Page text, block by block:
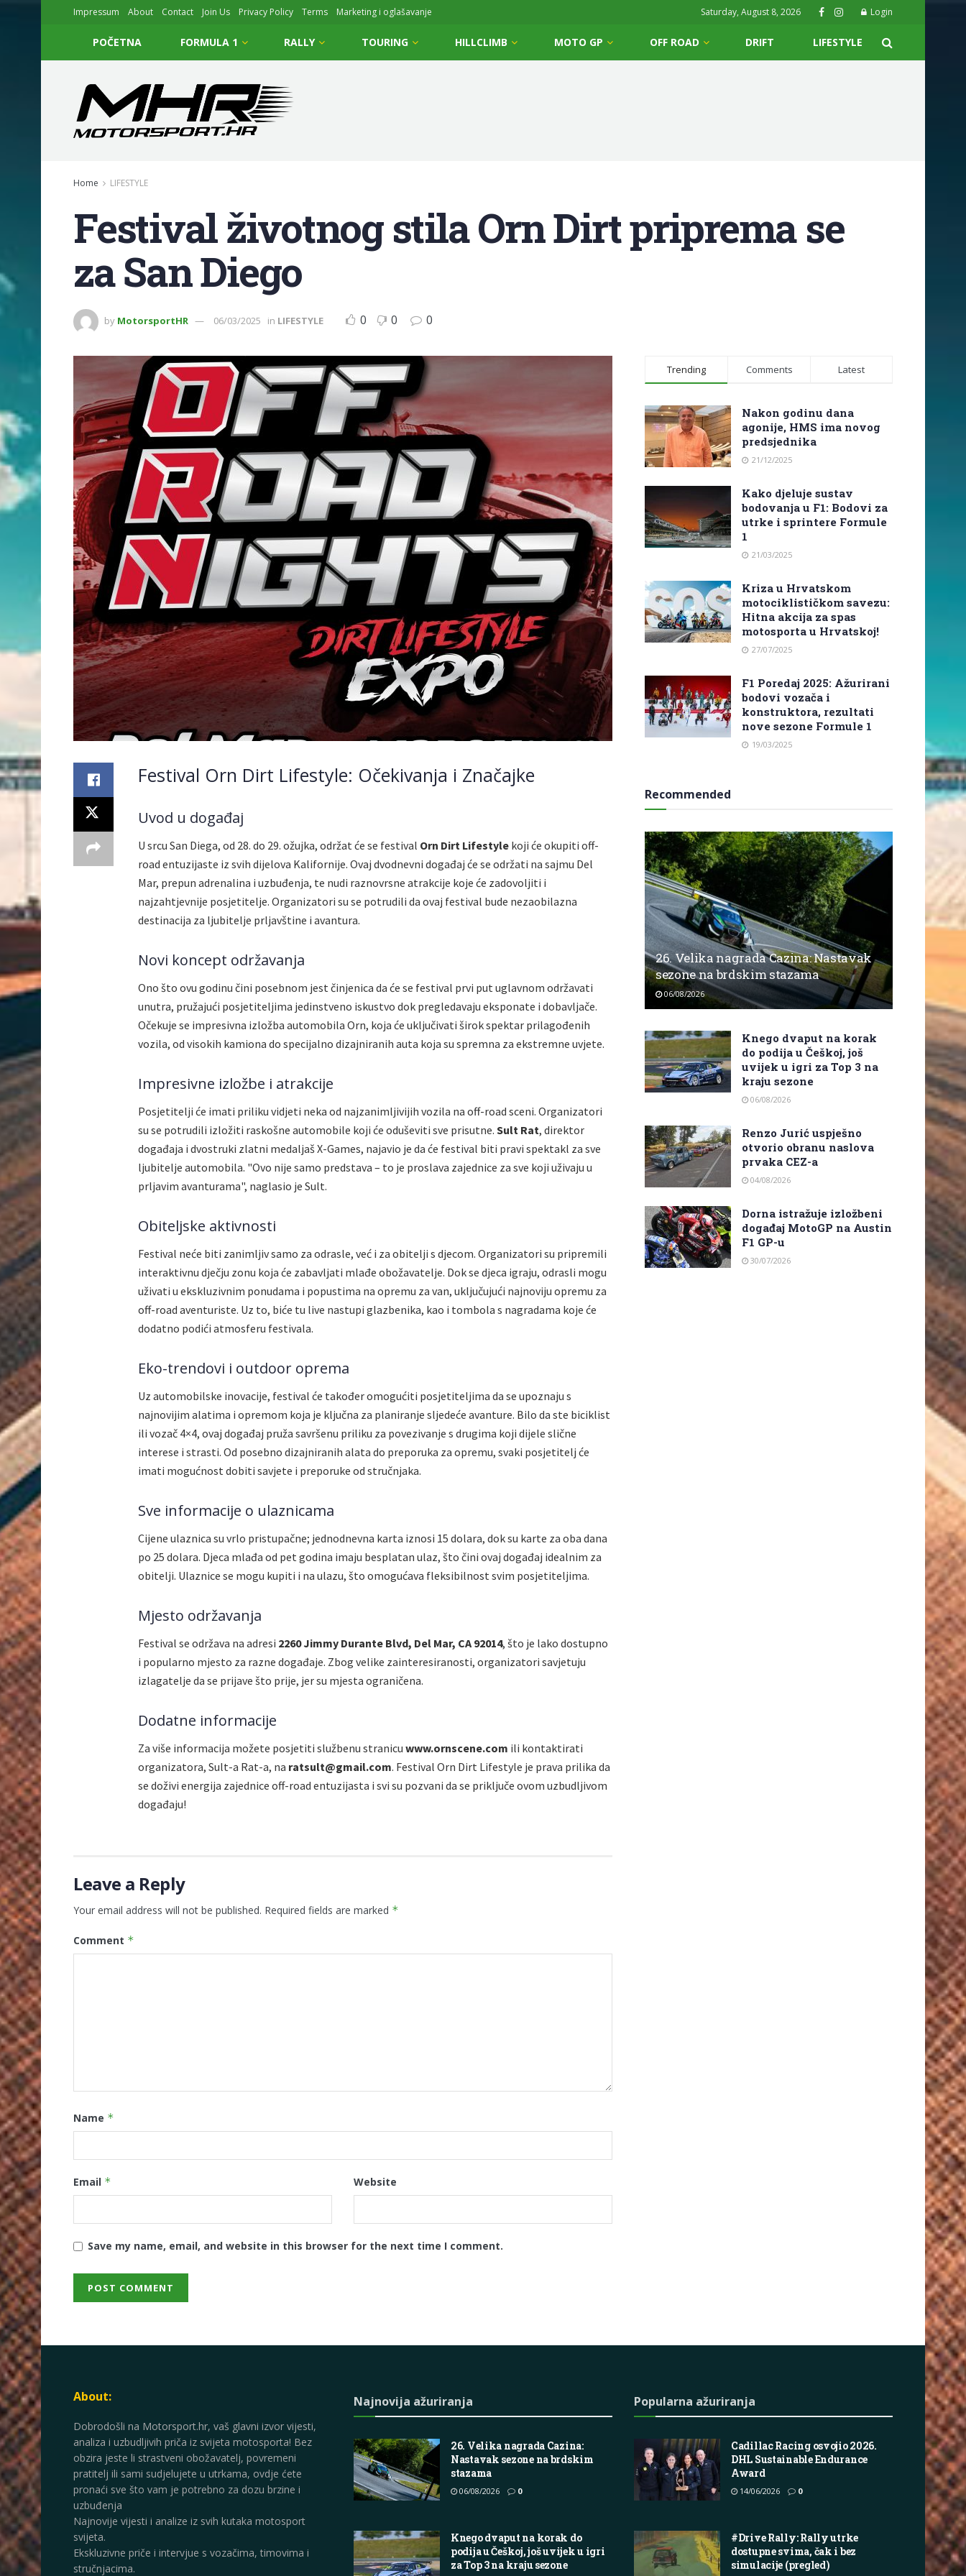
Impressum About Contact Join Us Privacy Policy Terms Marketing i oglašavanje Saturday, August 8, 2026 Login
POČETNA FORMULA 1 RALLY TOURING HILLCLIMB MOTO GP OFF ROAD DRIFT LIFESTYLE
Home LIFESTYLE
Festival životnog stila Orn Dirt priprema se
za San Diego
by MotorsportHR 06/03/2025 in LIFESTYLE 0 0 0
Festival Orn Dirt Lifestyle: Očekivanja i Značajke
Uvod u događaj
U srcu San Diega, od 28. do 29. ožujka, održat će se festival Orn Dirt Lifestyle koji će okupiti off-
road entuzijaste iz svih dijelova Kalifornije. Ovaj dvodnevni događaj će se održati na sajmu Del
Mar, prepun adrenalina i uzbuđenja, te nudi raznovrsne atrakcije koje će zadovoljiti i
najzahtjevnije posjetitelje. Organizatori su se potrudili da ovaj festival bude nezaobilazna
destinacija za ljubitelje prljavštine i avantura.
Novi koncept održavanja
Ono što ovu godinu čini posebnom jest činjenica da će se festival prvi put uglavnom održavati
unutra, pružajući posjetiteljima jedinstveno iskustvo dok pregledavaju eksponate i dobavljače.
Očekuje se impresivna izložba automobila Orn, koja će uključivati širok spektar prilagođenih
vozila, od visokih kamiona do specijalno dizajniranih auta koja su spremna za ekstremne uvjete.
Impresivne izložbe i atrakcije
Posjetitelji će imati priliku vidjeti neka od najzanimljivijih vozila na off-road sceni. Organizatori
su se potrudili izložiti raskošne automobile koji će oduševiti sve prisutne. Sult Rat, direktor
događaja i dvostruki zlatni medaljaš X-Games, najavio je da će festival biti pravi spektakl za sve
ljubitelje automobila. "Ovo nije samo predstava – to je proslava zajednice za sve koji uživaju u
prljavim avanturama", naglasio je Sult.
Obiteljske aktivnosti
Festival neće biti zanimljiv samo za odrasle, već i za obitelji s djecom. Organizatori su pripremili
interaktivnu dječju zonu koja će zabavljati mlađe obožavatelje. Dok se djeca igraju, odrasli mogu
uživati u ekskluzivnim ponudama i popustima na opremu za van, uključujući najnoviju opremu za
off-road aventuriste. Uz to, biće tu live nastupi glazbenika, kao i tombola s nagradama koje će
dodatno podići atmosferu festivala.
Eko-trendovi i outdoor oprema
Uz automobilske inovacije, festival će također omogućiti posjetiteljima da se upoznaju s
najnovijim alatima i opremom koja je ključna za planiranje sljedeće avanture. Bilo da ste biciklist
ili vozač 4×4, ovaj događaj pruža savršenu priliku za povezivanje s drugima koji dijele slične
interese i strasti. Od posebno dizajniranih alata do preporuka za opremu, svaki posjetitelj će
imati mogućnost dobiti savjete i preporuke od stručnjaka.
Sve informacije o ulaznicama
Cijene ulaznica su vrlo pristupačne; jednodnevna karta iznosi 15 dolara, dok su karte za oba dana
po 25 dolara. Djeca mlađa od pet godina imaju besplatan ulaz, što čini ovaj događaj idealnim za
obitelji. Ulaznice se mogu kupiti i na ulazu, što omogućava fleksibilnost svim posjetiteljima.
Mjesto održavanja
Festival se održava na adresi 2260 Jimmy Durante Blvd, Del Mar, CA 92014, što je lako dostupno
i popularno mjesto za razne događaje. Zbog velike zainteresiranosti, organizatori savjetuju
izlagatelje da se prijave što prije, jer su mjesta ograničena.
Dodatne informacije
Za više informacija možete posjetiti službenu stranicu www.ornscene.com ili kontaktirati
organizatora, Sult-a Rat-a, na ratsult@gmail.com. Festival Orn Dirt Lifestyle je prava prilika da
se doživi energija zajednice off-road entuzijasta i svi su pozvani da se priključe ovom uzbudljivom
događaju!
Leave a Reply
Your email address will not be published. Required fields are marked *
Comment *
Name *
Email * Website
Save my name, email, and website in this browser for the next time I comment.
Trending Comments Latest
Nakon godinu dana
agonije, HMS ima novog
predsjednika
21/12/2025
Kako djeluje sustav
bodovanja u F1: Bodovi za
utrke i sprintere Formule
1
21/03/2025
Kriza u Hrvatskom
motociklističkom savezu:
Hitna akcija za spas
motosporta u Hrvatskoj!
27/07/2025
F1 Poredaj 2025: Ažurirani
bodovi vozača i
konstruktora, rezultati
nove sezone Formule 1
19/03/2025
Recommended
26. Velika nagrada Cazina: Nastavak
sezone na brdskim stazama
06/08/2026
Knego dvaput na korak
do podija u Češkoj, još
uvijek u igri za Top 3 na
kraju sezone
06/08/2026
Renzo Jurić uspješno
otvorio obranu naslova
prvaka CEZ-a
04/08/2026
Dorna istražuje izložbeni
događaj MotoGP na Austin
F1 GP-u
30/07/2026
About:
Dobrodošli na Motorsport.hr, vaš glavni izvor vijesti,
analiza i uzbudljivih priča iz svijeta motosporta! Bez
obzira jeste li strastveni obožavatelj, povremeni
pratitelj ili sami sudjelujete u utrkama, ovdje ćete
pronaći sve što vam je potrebno za dozu brzine i
uzbuđenja
Najnovije vijesti i analize iz svih kutaka motosport
svijeta.
Ekskluzivne priče i intervjue s vozačima, timovima i
stručnjacima.
Najnovija ažuriranja
26. Velika nagrada Cazina:
Nastavak sezone na brdskim
stazama
06/08/2026 0
Knego dvaput na korak do
podija u Češkoj, još uvijek u igri
za Top 3 na kraju sezone
Popularna ažuriranja
Cadillac Racing osvojio 2026.
DHL Sustainable Endurance
Award
14/06/2026 0
#Drive Rally: Rally utrke
dostupne svima, čak i bez
simulacije (pregled)